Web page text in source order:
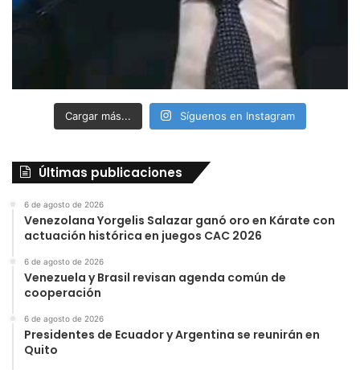
Cargar más... Síguenos en Instagram
Últimas publicaciones
6 de agosto de 2026
Venezolana Yorgelis Salazar ganó oro en Kárate con
actuación histórica en juegos CAC 2026
6 de agosto de 2026
Venezuela y Brasil revisan agenda común de
cooperación
6 de agosto de 2026
Presidentes de Ecuador y Argentina se reunirán en
Quito